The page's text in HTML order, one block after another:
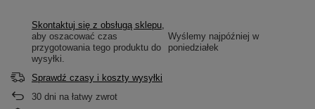
Skontaktuj się z obsługą sklepu,
aby oszacować czas
przygotowania tego produktu do
wysyłki.
Wyślemy najpóźniej w
poniedziałek
Sprawdź czasy i koszty wysyłki
30 dni na łatwy zwrot